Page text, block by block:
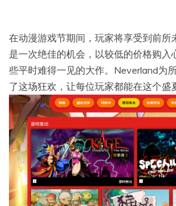
在动漫游戏节期间，玩家将享受到前所
是一次绝佳的机会，以较低的价格购入
些平时难得一见的大作。Neverland为
了这场狂欢，让每位玩家都能在这个盛